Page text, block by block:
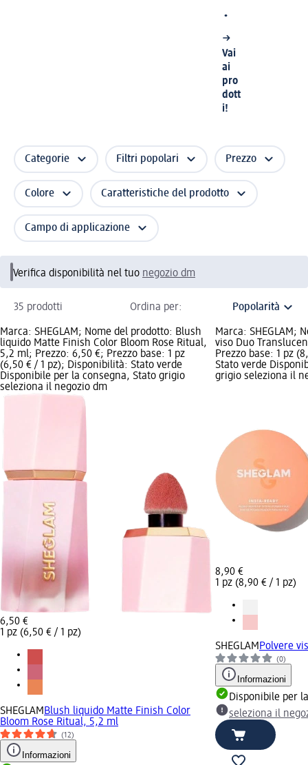
.
Vai
ai
pro
dott
i!
Categorie Filtri popolari Prezzo
Colore Caratteristiche del prodotto
Campo di applicazione
Verifica disponibilità nel tuo negozio dm
35 prodotti Ordina per:
Marca: SHEGLAM; Nome del prodotto: Blush
liquido Matte Finish Color Bloom Rose Ritual,
5,2 ml; Prezzo: 6,50 €; Prezzo base: 1 pz
(6,50 € / 1 pz); Disponibilità: Stato verde
Disponibile per la consegna, Stato grigio
seleziona il negozio dm
6,50 €
1 pz (6,50 € / 1 pz)
SHEGLAMBlush liquido Matte Finish Color
Bloom Rose Ritual, 5,2 ml
(12)
Informazioni
Marca: SHEGLAM;
viso Duo
Prezzo base: 1 pz
Stato verde
grigio seleziona il
8,90 €
1 pz (8,90 € / 1 pz)
SHEGLAMPolvere
(0)
Informazioni
Disponibile per
seleziona il